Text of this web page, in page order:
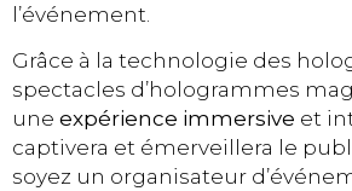
l’événement.
Grâce à la technologie des
spectacles d’hologrammes
une expérience immersive et
captivera et émerveillera le
soyez un organisateur